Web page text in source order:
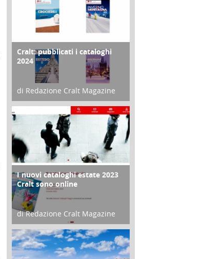
COPERTINA
Cralt: pubblicati i cataloghi
2024
di Redazione Cralt Magazine
21 Novembre 2023
CONTRO COPERTINA
I nuovi cataloghi estate 2023
Cralt sono online
di Redazione Cralt Magazine
07 Marzo 2023